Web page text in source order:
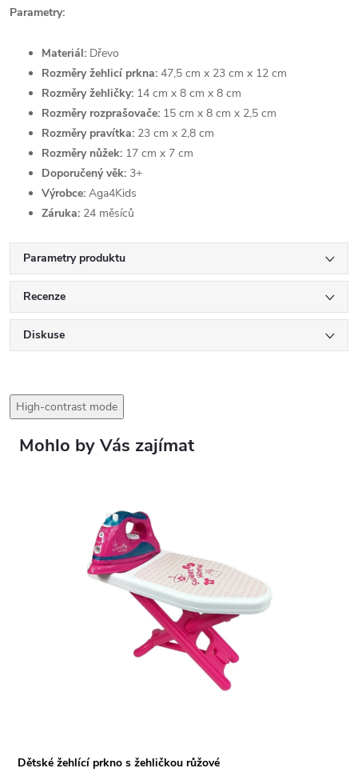
Parametry:
Materiál: Dřevo
Rozměry žehlicí prkna: 47,5 cm x 23 cm x 12 cm
Rozměry žehličky: 14 cm x 8 cm x 8 cm
Rozměry rozprašovače: 15 cm x 8 cm x 2,5 cm
Rozměry pravítka: 23 cm x 2,8 cm
Rozměry nůžek: 17 cm x 7 cm
Doporučený věk: 3+
Výrobce: Aga4Kids
Záruka: 24 měsíců
Parametry produktu
Recenze
Diskuse
High-contrast mode
Dětské žehlící prkno s žehličkou růžové